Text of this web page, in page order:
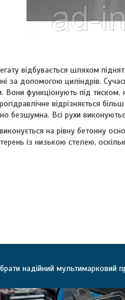
відбувається шляхом
за допомогою циліндрів.
Вони функціонують під тиском,
відрізняється
безшумна. Всі рухи
на рівну бетонну
із низькою стелею,
надійний мультимарковий